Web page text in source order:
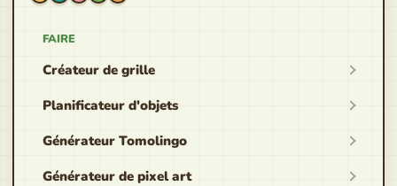
FAIRE
Créateur de grille
Planificateur d'objets
Générateur Tomolingo
Générateur de pixel art